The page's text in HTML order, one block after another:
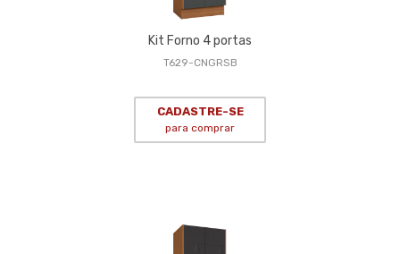
Kit Forno 4 portas
T629-CNGRSB
CADASTRE-SE
para comprar